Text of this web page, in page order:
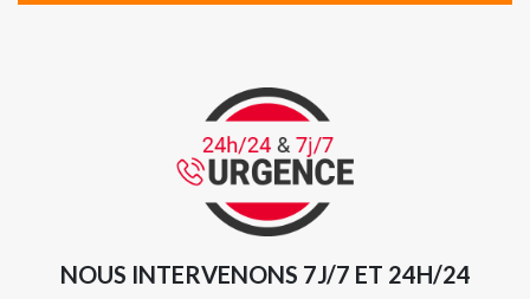
NOUS INTERVENONS 7J/7 ET 24H/24